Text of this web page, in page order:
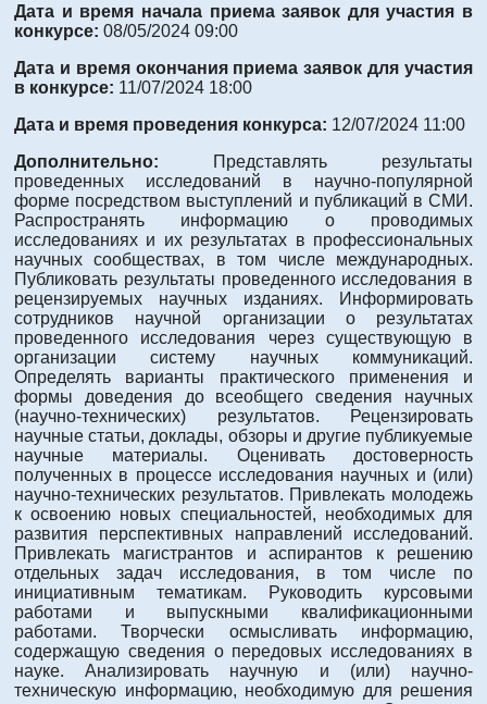
Дата и время начала приема заявок для участия в
конкурсе: 08/05/2024 09:00
Дата и время окончания приема заявок для участия
в конкурсе: 11/07/2024 18:00
Дата и время проведения конкурса: 12/07/2024 11:00
Дополнительно:
Представлять результаты
проведенных исследований в научно-популярной
форме посредством выступлений и публикаций в СМИ.
Распространять информацию о проводимых
исследованиях и их результатах в профессиональных
научных сообществах, в том числе международных.
Публиковать результаты проведенного исследования в
рецензируемых научных изданиях. Информировать
сотрудников научной организации о результатах
проведенного исследования через существующую в
организации систему научных коммуникаций.
Определять варианты практического применения и
формы доведения до всеобщего сведения научных
(научно-технических) результатов. Рецензировать
научные статьи, доклады, обзоры и другие публикуемые
научные материалы. Оценивать достоверность
полученных в процессе исследования научных и (или)
научно-технических результатов. Привлекать молодежь
к освоению новых специальностей, необходимых для
развития перспективных направлений исследований.
Привлекать магистрантов и аспирантов к решению
отдельных задач исследования, в том числе по
инициативным тематикам. Руководить курсовыми
работами и выпускными квалификационными
работами. Творчески осмысливать информацию,
содержащую сведения о передовых исследованиях в
науке. Анализировать научную и (или) научно-
техническую информацию, необходимую для решения